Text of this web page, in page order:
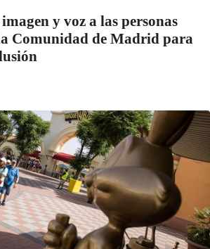
y voz a las personas
Comunidad de Madrid para